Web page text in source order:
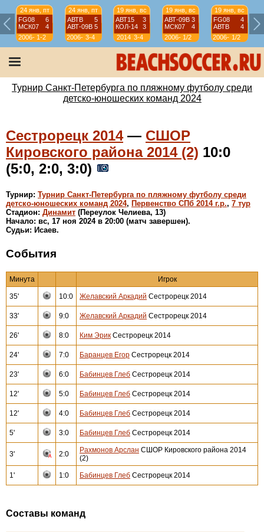
24 янв, пт
FG08
6
МСК07
4
2006-
07
1-2
24 янв, пт
АВТВ
5
АВТ-09B 5
2006-
07
3-4
19 янв, вс
АВТ15
3
КОЛ-14
3
2014 3-4
19 янв, вс
АВТ-09B 3
МСК07
4
2006-
07
1/2
19 янв, вс
FG08
4
АВТВ
4
2006-
07
1/2
Турнир Санкт-Петербурга по пляжному футболу среди
детско-юношеских команд 2024
Сестрорецк 2014— СШОР
Кировского района 2014 (2) 10:0
(5:0, 2:0, 3:0)
Турнир: Турнир Санкт-Петербурга по пляжному футболу среди
детско-юношеских команд 2024, Первенство СПб 2014 г.р., 7 тур
Стадион: Динамит (Переулок Челиева, 13)
Начало: вс, 17 ноя 2024 в 20:00 (матч завершен).
Судьи: Исаев.
События
Минута Игрок
35' 10:0 Желавский Аркадий Сестрорецк 2014
33' 9:0 Желавский Аркадий Сестрорецк 2014
26' 8:0 Ким Эрик Сестрорецк 2014
24' 7:0 Баранцев Егор Сестрорецк 2014
23' 6:0 Бабинцев Глеб Сестрорецк 2014
12' 5:0 Бабинцев Глеб Сестрорецк 2014
12' 4:0 Бабинцев Глеб Сестрорецк 2014
5' 3:0 Бабинцев Глеб Сестрорецк 2014
3' 2:0 Рахмонов Арслан СШОР Кировского района 2014
(2)
1' 1:0 Бабинцев Глеб Сестрорецк 2014
Составы команд